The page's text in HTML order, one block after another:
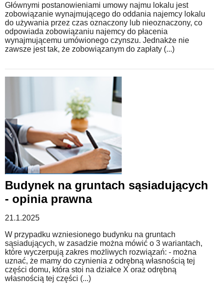
Głównymi postanowieniami umowy najmu lokalu jest
zobowiązanie wynajmującego do oddania najemcy lokalu
do używania przez czas oznaczony lub nieoznaczony, co
odpowiada zobowiązaniu najemcy do płacenia
wynajmującemu umówionego czynszu. Jednakże nie
zawsze jest tak, że zobowiązanym do zapłaty (...)
Budynek na gruntach sąsiadujących
- opinia prawna
21.1.2025
W przypadku wzniesionego budynku na gruntach
sąsiadujących, w zasadzie można mówić o 3 wariantach,
które wyczerpują zakres możliwych rozwiązań: - można
uznać, że mamy do czynienia z odrębną własnością tej
części domu, która stoi na działce X oraz odrębną
własnością tej części (...)